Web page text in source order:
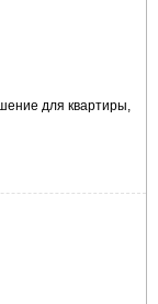
для квартиры,